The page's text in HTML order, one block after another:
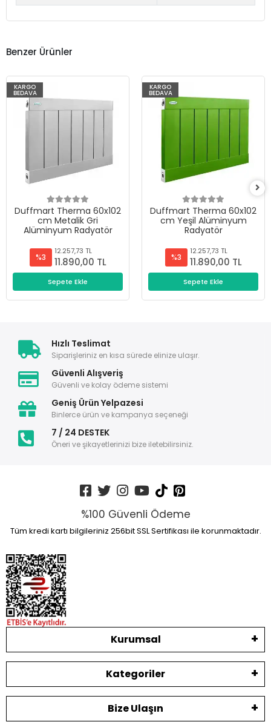
Benzer Ürünler
KARGO
BEDAVA
Duffmart Therma 60x102
cm Metalik Gri
Alüminyum Radyatör
%3
12.257,73 TL
11.890,00 TL
Sepete Ekle
KARGO
BEDAVA
Duffmart Therma 60x102
cm Yeşil Alüminyum
Radyatör
%3
12.257,73 TL
11.890,00 TL
Sepete Ekle
Hızlı Teslimat
Siparişleriniz en kısa sürede elinize ulaşır.
Güvenli Alışveriş
Güvenli ve kolay ödeme sistemi
Geniş Ürün Yelpazesi
Binlerce ürün ve kampanya seçeneği
7 / 24 DESTEK
Öneri ve şikayetlerinizi bize iletebilirsiniz.
%100 Güvenli Ödeme
Tüm kredi kartı bilgileriniz 256bit SSL Sertifikası ile korunmaktadır.
Kurumsal
Kategoriler
Bize Ulaşın